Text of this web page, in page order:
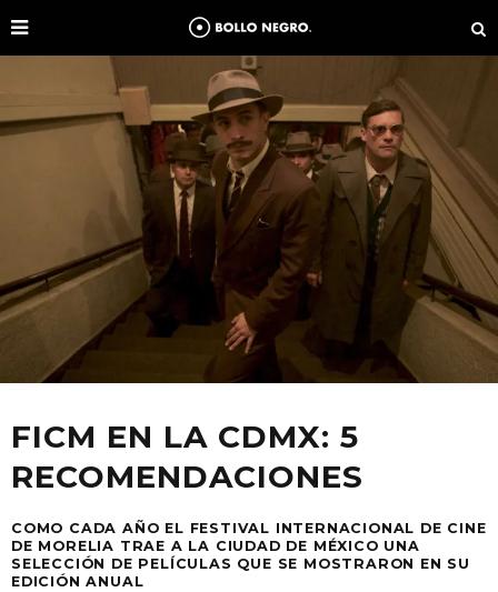
FICM EN LA CDMX: 5
RECOMENDACIONES
COMO CADA AÑO EL FESTIVAL INTERNACIONAL DE CINE
DE MORELIA TRAE A LA CIUDAD DE MÉXICO UNA
SELECCIÓN DE PELÍCULAS QUE SE MOSTRARON EN SU
EDICIÓN ANUAL